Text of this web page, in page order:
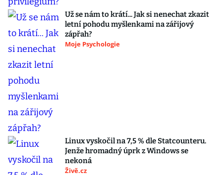
Už se nám to krátí... Jak si nenechat zkazit
letní pohodu myšlenkami na zářijový
zápřah?
Moje Psychologie
Linux vyskočil na 7,5 % dle Statcounteru.
Jenže hromadný úprk z Windows se
nekoná
Živě.cz